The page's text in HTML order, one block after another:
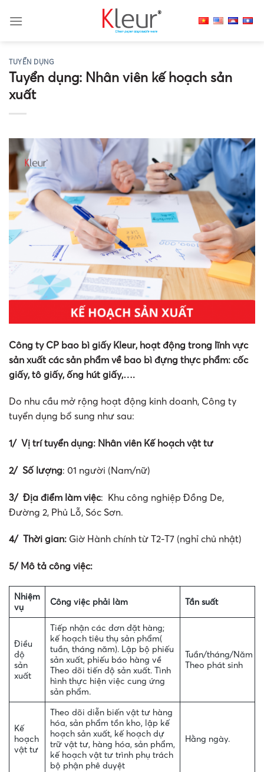
TUYỂN DỤNG
Tuyển dụng: Nhân viên kế hoạch sản
xuất
Công ty CP bao bì giấy Kleur, hoạt động trong lĩnh vực
sản xuất các sản phẩm về bao bì đựng thực phẩm: cốc
giấy, tô giấy, ống hút giấy,….
Do nhu cầu mở rộng hoạt động kinh doanh, Công ty
tuyển dụng bổ sung như sau:
1/ Vị trí tuyển dụng: Nhân viên Kế hoạch vật tư
2/ Số lượng: 01 người (Nam/nữ)
3/ Địa điểm làm việc: Khu công nghiệp Đồng De,
Đường 2, Phủ Lỗ, Sóc Sơn.
4/ Thời gian: Giờ Hành chính từ T2-T7 (nghỉ chủ nhật)
5/ Mô tả công việc:
Nhiệm
vụ
Công việc phải làm Tần suất
Điều
độ
sản
xuất
Tiếp nhận các đơn đặt hàng;
kế hoạch tiêu thụ sản phẩm(
tuần, tháng năm). Lập bộ phiếu
sản xuất, phiếu báo hàng về
Theo dõi tiến độ sản xuất. Tình
hình thực hiện việc cung ứng
sản phẩm.
Tuần/tháng/Năm
Theo phát sinh
Kế
hoạch
vật tư
Theo dõi diễn biến vật tư hàng
hóa, sản phẩm tồn kho, lập kế
hoạch sản xuất, kế hoạch dự
trữ vật tư, hàng hóa, sản phẩm,
kế hoạch vật tư trình phụ trách
bộ phận phê duyệt
Hằng ngày.